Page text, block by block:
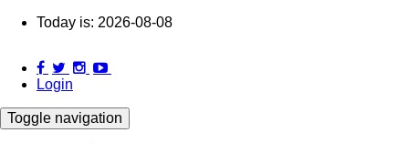
Skip
content
Today is: 2026-08-08
Login
Toggle navigation